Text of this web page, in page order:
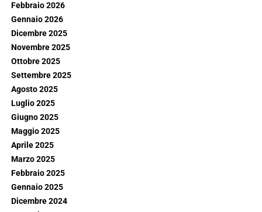
Febbraio 2026
Gennaio 2026
Dicembre 2025
Novembre 2025
Ottobre 2025
Settembre 2025
Agosto 2025
Luglio 2025
Giugno 2025
Maggio 2025
Aprile 2025
Marzo 2025
Febbraio 2025
Gennaio 2025
Dicembre 2024